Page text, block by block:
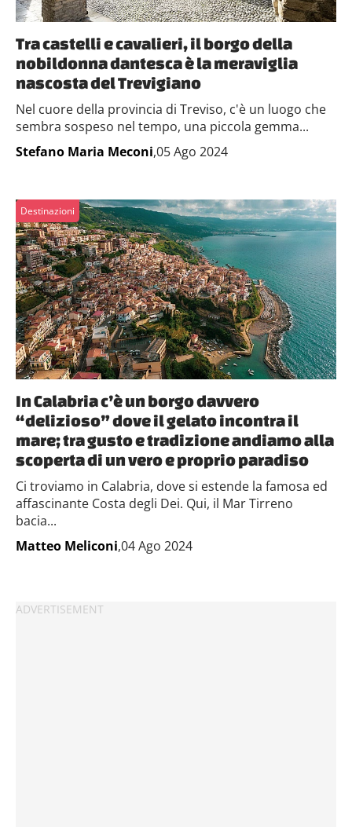
Tra castelli e cavalieri, il borgo della
nobildonna dantesca è la meraviglia
nascosta del Trevigiano
Nel cuore della provincia di Treviso, c'è un luogo che
sembra sospeso nel tempo, una piccola gemma...
Stefano Maria Meconi,05 Ago 2024
Destinazioni
In Calabria c’è un borgo davvero
“delizioso” dove il gelato incontra il
mare; tra gusto e tradizione andiamo alla
scoperta di un vero e proprio paradiso
Ci troviamo in Calabria, dove si estende la famosa ed
affascinante Costa degli Dei. Qui, il Mar Tirreno
bacia...
Matteo Meliconi,04 Ago 2024